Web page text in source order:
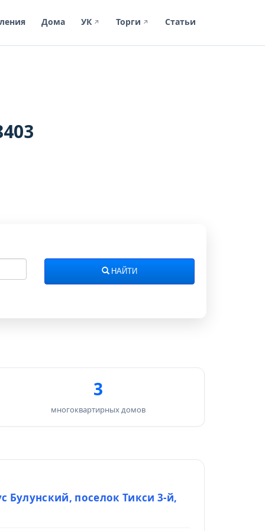
Дома УК ↗ Торги ↗ Статьи
НАЙТИ
3
многоквартирных домов
Булунский, поселок Тикси 3-й,